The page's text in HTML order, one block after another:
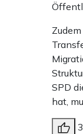
SPD
hat,
3